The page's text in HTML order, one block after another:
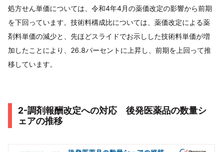
処方せん単価については、令和4年4月の薬価改定の影響から前期
を下回っています。技術料構成比については、薬価改定による薬
剤料単価の減少と、先ほどスライドでお示しした技術料単価が増
加したことにより、26.8パーセントに上昇し、前期を上回って推
移しています。
2-調剤報酬改定への対応 後発医薬品の数量シ
ェアの推移